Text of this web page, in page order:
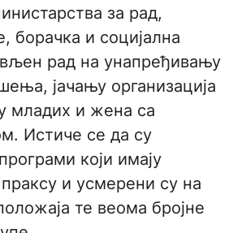
за рад,
борачка и социјална
рад на унапређивању
јачању организација
младих и жена са
Истиче се да су
који имају
и усмерени су на
те веома бројне